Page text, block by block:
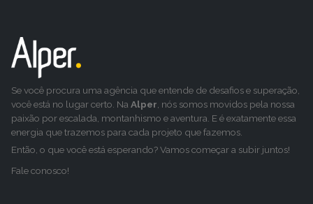
Se você procura uma agência que entende de desafios e superação,
você está no lugar certo. Na Alper , nós somos movidos pela nossa
paixão por escalada, montanhismo e aventura. E é exatamente essa
energia que trazemos para cada projeto que fazemos.
Então, o que você está esperando? Vamos começar a subir juntos!
Fale conosco!